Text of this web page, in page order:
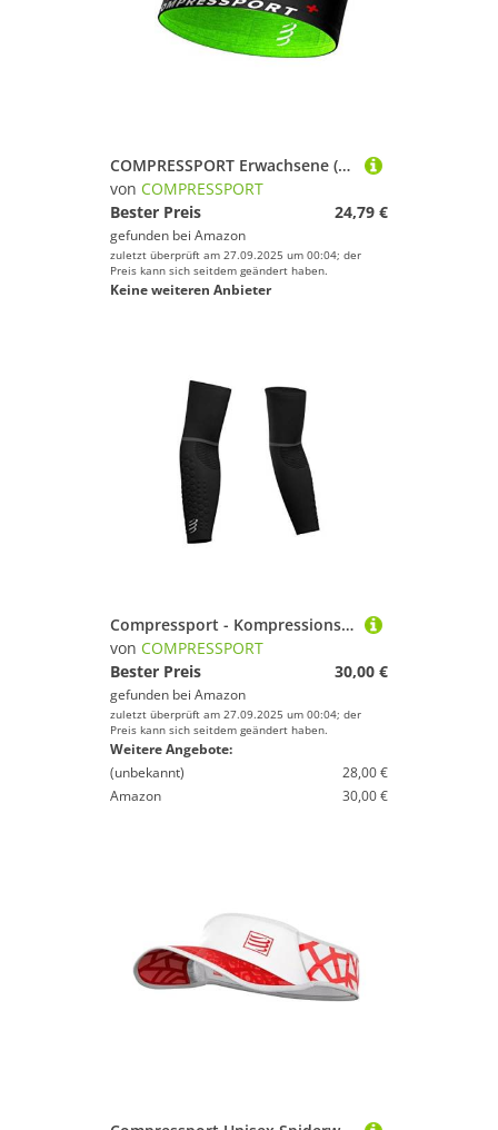
COMPRESSPORT Erwachsene (Unisex) Free Belt Laufgürtel, Schwarz/Lime, XL/XXL
von COMPRESSPORT
Bester Preis
24,79 €
gefunden bei Amazon
zuletzt überprüft am 27.09.2025 um 00:04; der
Preis kann sich seitdem geändert haben.
Keine weiteren Anbieter
Compressport - Kompressionsärmel - ArmForce Ultralight - Muskulärschutz, Leistung und Erholung für Sportarten - Laufen, Radfahren, Trail und Triathlon, Schwarz
von COMPRESSPORT
Bester Preis
30,00 €
gefunden bei Amazon
zuletzt überprüft am 27.09.2025 um 00:04; der
Preis kann sich seitdem geändert haben.
Weitere Angebote:
(unbekannt)
28,00 €
Amazon
30,00 €